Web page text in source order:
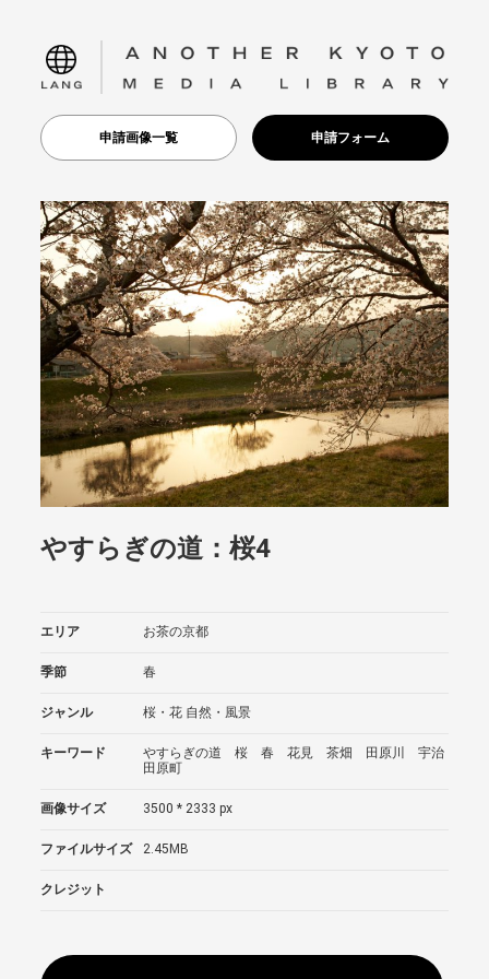
language
申請画像一覧 申請フォーム
やすらぎの道：桜4
エリア お茶の京都
季節 春
ジャンル 桜・花 自然・風景
キーワード
やすらぎの道 桜 春 花見 茶畑 田原川 宇治
田原町
画像サイズ 3500 * 2333 px
ファイルサイズ 2.45MB
クレジット